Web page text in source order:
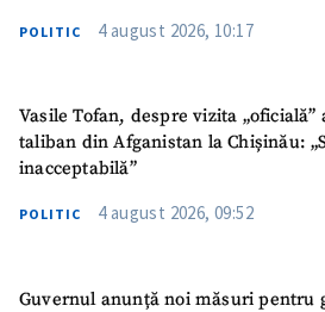
POLITIC 4 august 2026, 10:17
Vasile Tofan, despre vizita
taliban din Afganistan la Chișinău:
inacceptabilă”
POLITIC 4 august 2026, 09:52
Guvernul anunță noi măsuri pentru